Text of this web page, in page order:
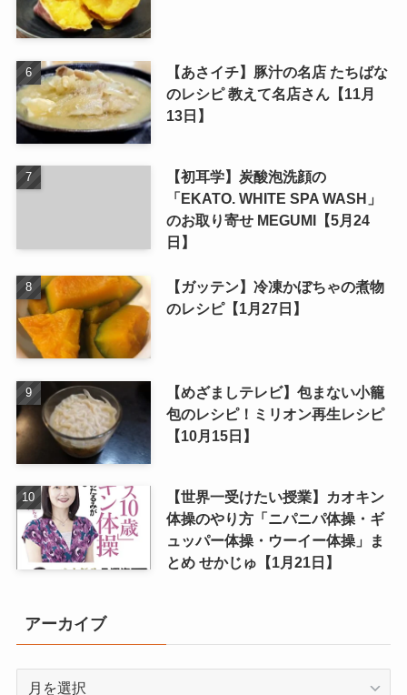
【あさイチ】豚汁の名店 たちばな
のレシピ 教えて名店さん【11月
13日】
【初耳学】炭酸泡洗顔の
「EKATO. WHITE SPA WASH」
のお取り寄せ MEGUMI【5月24
日】
【ガッテン】冷凍かぼちゃの煮物
のレシピ【1月27日】
【めざましテレビ】包まない小籠
包のレシピ！ミリオン再生レシピ
【10月15日】
【世界一受けたい授業】カオキン
体操のやり方「ニパニパ体操・ギ
ュッパー体操・ウーイー体操」ま
とめ せかじゅ【1月21日】
アーカイブ